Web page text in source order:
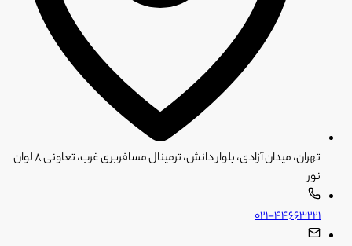
تهران، میدان آزادی، بلوار دانش، ترمینال مسافربری غرب، تعاونی ۸ لوان
نور
۰۲۱-۴۴۶۶۳۲۲۱